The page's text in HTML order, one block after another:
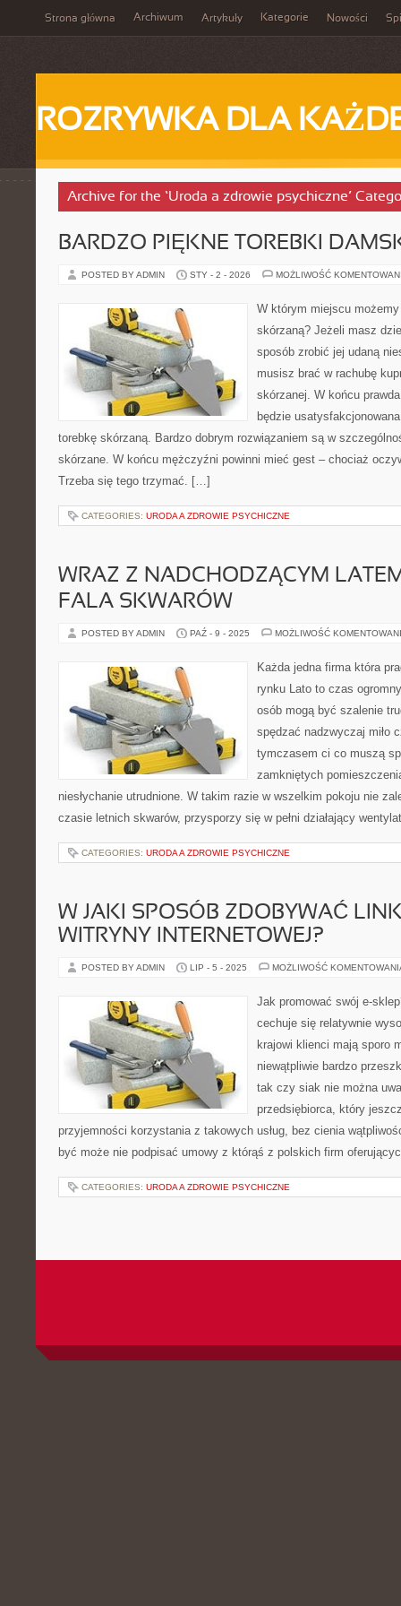
Strona główna Archiwum Artykuły Kategorie Nowości
ROZRYWKA DLA
Archive for the ‘Uroda a zdrowie psychiczne’
BARDZO PIĘKNE TOREBKI
POSTED BY ADMIN STY - 2 - 2026 MOŻLIWOŚĆ
W którym miejscu
skórzaną? Jeżeli masz
sposób zrobić jej udaną
musisz brać w rachubę
skórzanej. W końcu
będzie
torebkę skórzaną. Bardzo dobrym rozwiązaniem są w
skórzane. W końcu mężczyźni powinni mieć gest – chociaż
Trzeba się tego trzymać. […]
CATEGORIES: URODA A ZDROWIE PSYCHICZNE
WRAZ Z NADCHODZĄCYM
FALA SKWARÓW
POSTED BY ADMIN PAŹ - 9 - 2025 MOŻLIWOŚĆ
Każda jedna firma która
rynku Lato to czas
osób mogą być szalenie
spędzać nadzwyczaj miło
tymczasem ci co muszą
zamkniętych
niesłychanie utrudnione. W takim razie w wszelkim pokoju nie
czasie letnich skwarów, przysporzy się w pełni działający
CATEGORIES: URODA A ZDROWIE PSYCHICZNE
W JAKI SPOSÓB ZDOBYWAĆ
WITRYNY INTERNETOWEJ?
POSTED BY ADMIN LIP - 5 - 2025 MOŻLIWOŚĆ
Jak promować swój e-
cechuje się relatywnie
krajowi klienci mają sporo
niewątpliwie bardzo
tak czy siak nie można
przedsiębiorca, który
przyjemności korzystania z takowych usług, bez cienia
być może nie podpisać umowy z którąś z polskich firm
CATEGORIES: URODA A ZDROWIE PSYCHICZNE